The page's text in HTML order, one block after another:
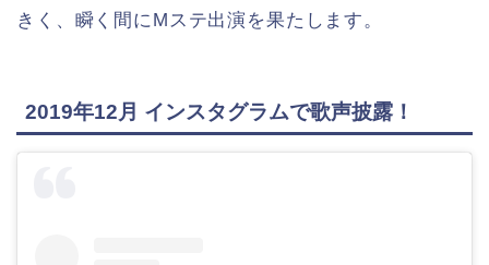
きく、瞬く間にMステ出演を果たします。
2019年12月 インスタグラムで歌声披露！